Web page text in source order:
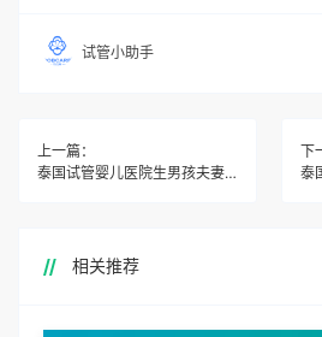
试管小助手
上一篇：
泰国试管婴儿医院生男孩夫妻双方如何了解泰国试管婴儿的法律和规定？
下
相关推荐